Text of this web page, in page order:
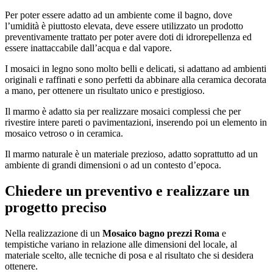
Per poter essere adatto ad un ambiente come il bagno, dove
l’umidità è piuttosto elevata, deve essere utilizzato un prodotto
preventivamente trattato per poter avere doti di idrorepellenza ed
essere inattaccabile dall’acqua e dal vapore.
I mosaici in legno sono molto belli e delicati, si adattano ad ambienti
originali e raffinati e sono perfetti da abbinare alla ceramica decorata
a mano, per ottenere un risultato unico e prestigioso.
Il marmo è adatto sia per realizzare mosaici complessi che per
rivestire intere pareti o pavimentazioni, inserendo poi un elemento in
mosaico vetroso o in ceramica.
Il marmo naturale è un materiale prezioso, adatto soprattutto ad un
ambiente di grandi dimensioni o ad un contesto d’epoca.
Chiedere un preventivo e realizzare un
progetto preciso
Nella realizzazione di un Mosaico bagno prezzi Roma e
tempistiche variano in relazione alle dimensioni del locale, al
materiale scelto, alle tecniche di posa e al risultato che si desidera
ottenere.